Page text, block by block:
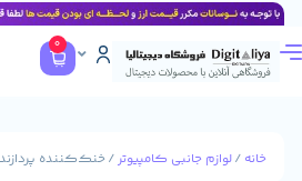
کامپیوتر/ خنک‌کننده پردازنده کولر مستر مدل i70C RGB